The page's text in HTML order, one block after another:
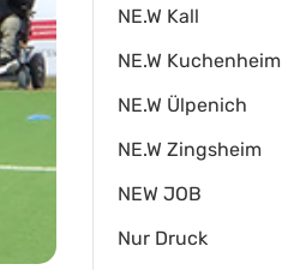
NE.W Kall
NE.W Kuchenheim
NE.W Ülpenich
NE.W Zingsheim
NEW JOB
Nur Druck